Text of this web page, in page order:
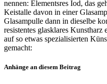
nennen: Elementsres Iod, das
Keistalle davon in einer
Glasampulle dann in dieselbe
resistentes glasklares
auf so etwas spezialisierten
gemacht:
Anhänge an diesem Beitrag